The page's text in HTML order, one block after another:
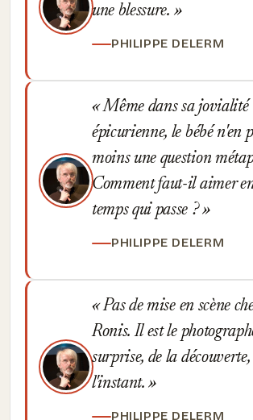
une blessure.
PHILIPPE DELERM
Même dans sa jovialité
épicurienne, le bébé n'en
moins une question
Comment faut-il aimer
temps qui passe ?
PHILIPPE DELERM
Pas de mise en scène
Ronis. Il est le
surprise, de la découverte,
l'instant.
PHILIPPE DELERM